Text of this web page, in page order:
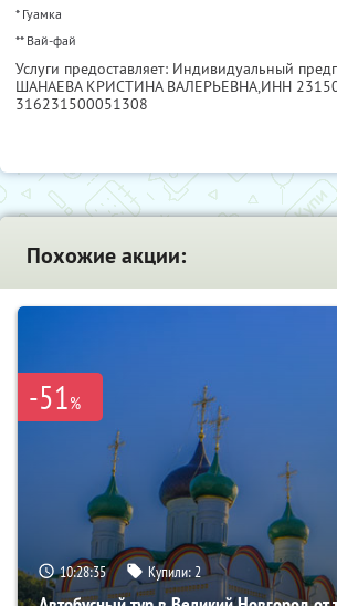
* Гуамка
** Вай-фай
Услуги предоставляет: Индивидуальный
ШАНАЕВА КРИСТИНА ВАЛЕРЬЕВНА,ИНН
316231500051308
Похожие акции:
-51%
10:28:34 Купили:2